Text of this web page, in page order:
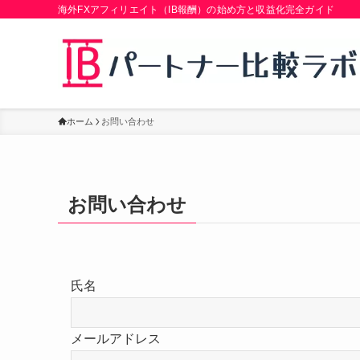
海外FXアフィリエイト（IB報酬）の始め方と収益化完全ガイド
ホーム お問い合わせ
お問い合わせ
氏名
メールアドレス